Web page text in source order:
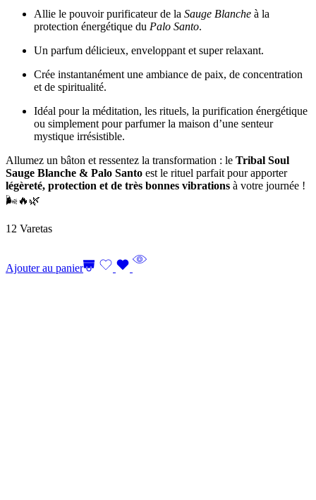
Allie le pouvoir purificateur de la Sauge Blanche à la
protection énergétique du Palo Santo.
Un parfum délicieux, enveloppant et super relaxant.
Crée instantanément une ambiance de paix, de concentration
et de spiritualité.
Idéal pour la méditation, les rituels, la purification énergétique
ou simplement pour parfumer la maison d’une senteur
mystique irrésistible.
Allumez un bâton et ressentez la transformation : le Tribal Soul
Sauge Blanche & Palo Santo est le rituel parfait pour apporter
légèreté, protection et de très bonnes vibrations à votre journée !
🌬️🔥🌿
12 Varetas
Ajouter au panier